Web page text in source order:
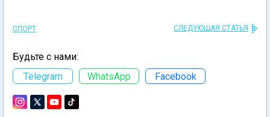
СПОРТ СЛЕДУЮЩАЯ СТАТЬЯ
Будьте с нами:
Telegram
WhatsApp Facebook